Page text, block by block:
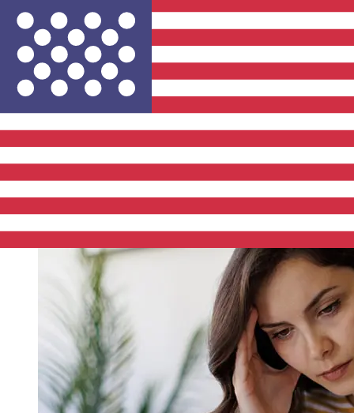
Os prazos de entrega para transferências internacionais
com Bank of China Hong Kong de Hong Kong para
Estados Unidos variam de acordo com o método de
pagamento e o horário da transação. Normalmente, as
transferências bancárias internacionais levam de 1 a 5
dias úteis. Fatores como feriados bancários e
verificações de segurança também podem afetar a
entrega. Verifique os horários limite de Bank of China
(Hong Kong) para evitar atrasos.